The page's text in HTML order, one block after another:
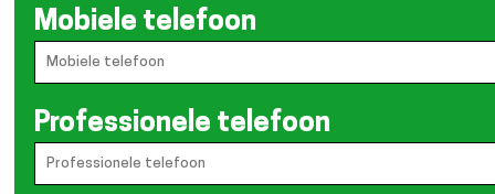
Mobiele telefoon
Professionele telefoon